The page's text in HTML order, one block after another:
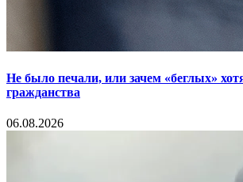
Не было печали, или зачем «беглых»
гражданства
06.08.2026